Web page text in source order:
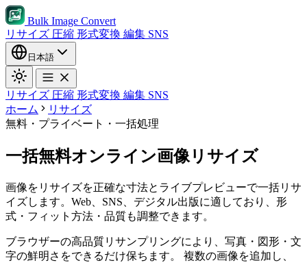
Bulk Image Convert
リサイズ 圧縮 形式変換 編集 SNS
日本語
リサイズ 圧縮 形式変換 編集 SNS
ホーム
リサイズ
無料・プライベート・一括処理
一括無料オンライン画像リサイズ
画像をリサイズを正確な寸法とライブプレビューで一括リサ
イズします。Web、SNS、デジタル出版に適しており、形
式・フィット方法・品質も調整できます。
ブラウザーの高品質リサンプリングにより、写真・図形・文
字の鮮明さをできるだけ保ちます。 複数の画像を追加し、